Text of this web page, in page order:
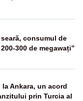
consumul de
300 de megawați”
la Ankara, un acord
prin Turcia al